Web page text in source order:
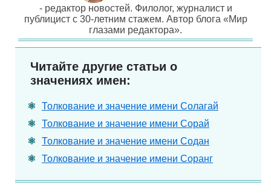
- редактор новостей. Филолог, журналист и
публицист с 30-летним стажем. Автор блога «Мир
глазами редактора».
Читайте другие статьи о
значениях имен:
Толкование и значение имени Солагай
Толкование и значение имени Сорай
Толкование и значение имени Содан
Толкование и значение имени Соранг